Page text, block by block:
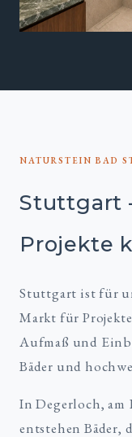
NATURSTEIN BAD
Stuttgart
Projekte
Stuttgart ist für
Markt für
Aufmaß und
Bäder und
In Degerloch,
entstehen Bäder,